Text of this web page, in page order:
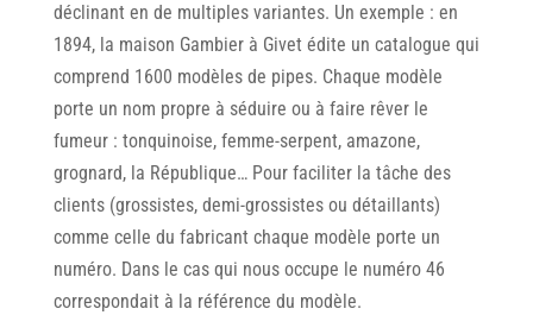
déclinant en de multiples variantes. Un exemple : en
1894, la maison Gambier à Givet édite un catalogue qui
comprend 1600 modèles de pipes. Chaque modèle
porte un nom propre à séduire ou à faire rêver le
fumeur : tonquinoise, femme-serpent, amazone,
grognard, la République… Pour faciliter la tâche des
clients (grossistes, demi-grossistes ou détaillants)
comme celle du fabricant chaque modèle porte un
numéro. Dans le cas qui nous occupe le numéro 46
correspondait à la référence du modèle.